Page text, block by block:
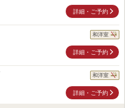
詳細・ご予約
和洋室
詳細・ご予約
和洋室
詳細・ご予約